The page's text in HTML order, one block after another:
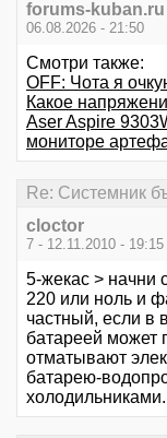
forums-kuban.ru
06.08.2026 - 21:50
Смотри также:
OFF: Чота я
Какое
Aser Aspire
мониторе
Re: Системник
cloctor
7 - 12.11.2010 - 19:15
5-жекас > начни
220 или ноль и
частный, если в
батареей может
отматывают
батарею-